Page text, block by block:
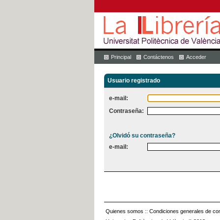
Principal Contáctenos Acceder
Usuario registrado
e-mail:
Contraseña:
¿Olvidó su contraseña?
e-mail:
Quienes somos :: Condiciones generales de